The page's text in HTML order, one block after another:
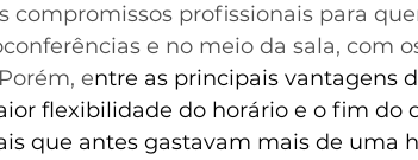
compromissos profissionais para
e no meio da sala, com
entre as principais vantagens
flexibilidade do horário e o fim do
que antes gastavam mais de uma